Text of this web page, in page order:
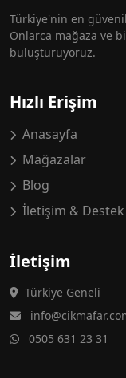
Türkiye'nin en
Onlarca mağaza ve
buluşturuyoruz.
Hızlı Erişim
Anasayfa
Mağazalar
Blog
İletişim & Destek
İletişim
Türkiye Geneli
0505 631 23 31